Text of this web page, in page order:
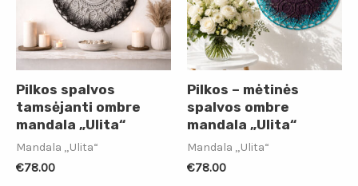
Pilkos spalvos
tamsėjanti ombre
mandala „Ulita“
Mandala „Ulita“
€78.00
Pilkos – mėtinės
spalvos ombre
mandala „Ulita“
Mandala „Ulita“
€78.00